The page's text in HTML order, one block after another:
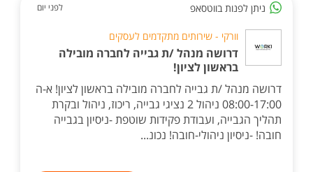
ניתן לפנות בווטסאפ לפני יום
וורקי - שירותים מתקדמים לעסקים
דרושה מנהל /ת גבייה לחברה מובילה
בראשון לציון!
דרושה מנהל /ת גבייה לחברה מובילה בראשון לציון! א-ה
08:00-17:00 ניהול 2 נציגי גבייה, ריכוז, ניהול ובקרת
תהליך הגבייה, ועבודת פקידות שוטפת -ניסיון בגבייה
חובה! -ניסיון ניהולי-חובה! נכונ...